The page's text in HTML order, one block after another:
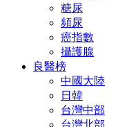
糖尿
頻尿
癌指數
攝護腺
良醫榜
中國大陸
日韓
台灣中部
台灣北部